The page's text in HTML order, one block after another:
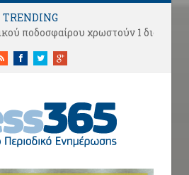
TRENDING
RSS FacebookTwitterGoogle+